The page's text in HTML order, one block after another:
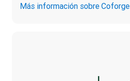
Más información sobre Coforge